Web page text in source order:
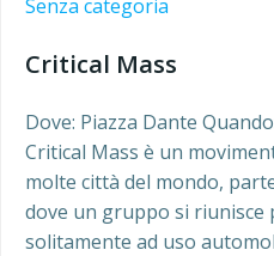
Senza categoria
Critical Mass
Dove: Piazza Dante
Critical Mass è un
molte città del mondo,
dove un gruppo si riunisce
solitamente ad uso